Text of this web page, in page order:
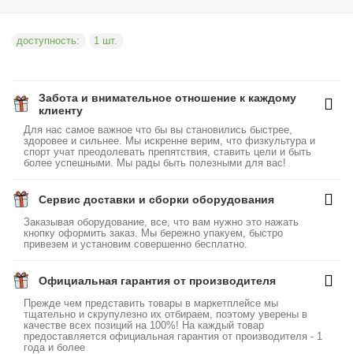
доступность: 1 шт.
Забота и внимательное отношение к каждому
клиенту
Для нас самое важное что бы вы становились быстрее,
здоровее и сильнее. Мы искренне верим, что физкультура и
спорт учат преодолевать препятствия, ставить цели и быть
более успешными. Мы рады быть полезными для вас!
Сервис доставки и сборки оборудования
Заказывая оборудование, все, что вам нужно это нажать
кнопку оформить заказ. Мы бережно упакуем, быстро
привезем и установим совершенно бесплатно.
Официальная гарантия от производителя
Прежде чем представить товары в маркетплейсе мы
тщательно и скрупулезно их отбираем, поэтому уверены в
качестве всех позиций на 100%! На каждый товар
предоставляется официальная гарантия от производителя - 1
года и более